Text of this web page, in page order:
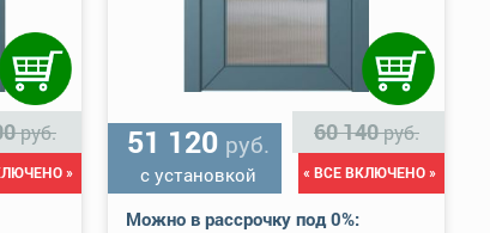
руб.
»
51 120 руб.
с установкой
60 140руб.
« ВСЕ ВКЛЮЧЕНО »
Можно в рассрочку под 0%: